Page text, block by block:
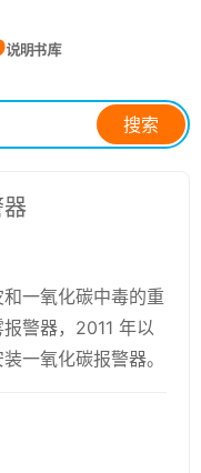
搜索
一氧化碳中毒的重
警器，2011 年以
一氧化碳报警器。